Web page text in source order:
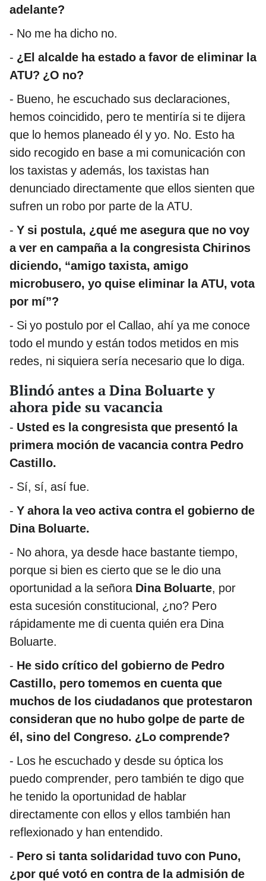
adelante?
- No me ha dicho no.
- ¿El alcalde ha estado a favor de eliminar la
ATU? ¿O no?
- Bueno, he escuchado sus declaraciones,
hemos coincidido, pero te mentiría si te dijera
que lo hemos planeado él y yo. No. Esto ha
sido recogido en base a mi comunicación con
los taxistas y además, los taxistas han
denunciado directamente que ellos sienten que
sufren un robo por parte de la ATU.
- Y si postula, ¿qué me asegura que no voy
a ver en campaña a la congresista Chirinos
diciendo, “amigo taxista, amigo
microbusero, yo quise eliminar la ATU, vota
por mí”?
- Si yo postulo por el Callao, ahí ya me conoce
todo el mundo y están todos metidos en mis
redes, ni siquiera sería necesario que lo diga.
Blindó antes a Dina Boluarte y
ahora pide su vacancia
- Usted es la congresista que presentó la
primera moción de vacancia contra Pedro
Castillo.
- Sí, sí, así fue.
- Y ahora la veo activa contra el gobierno de
Dina Boluarte.
- No ahora, ya desde hace bastante tiempo,
porque si bien es cierto que se le dio una
oportunidad a la señora Dina Boluarte, por
esta sucesión constitucional, ¿no? Pero
rápidamente me di cuenta quién era Dina
Boluarte.
- He sido crítico del gobierno de Pedro
Castillo, pero tomemos en cuenta que
muchos de los ciudadanos que protestaron
consideran que no hubo golpe de parte de
él, sino del Congreso. ¿Lo comprende?
- Los he escuchado y desde su óptica los
puedo comprender, pero también te digo que
he tenido la oportunidad de hablar
directamente con ellos y ellos también han
reflexionado y han entendido.
- Pero si tanta solidaridad tuvo con Puno,
¿por qué votó en contra de la admisión de